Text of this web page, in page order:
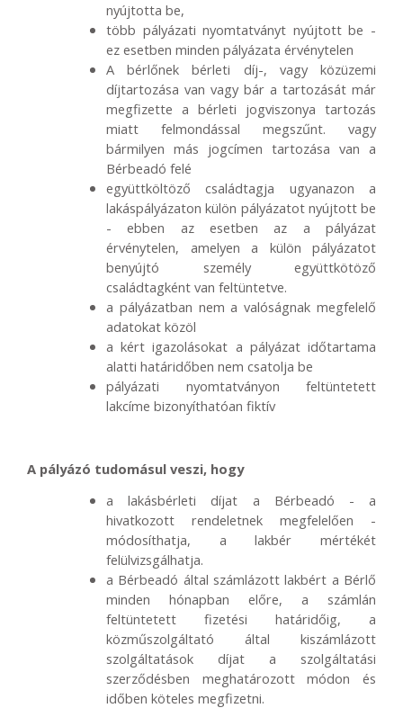
nyújtotta be,
több pályázati nyomtatványt nyújtott be -
ez esetben minden pályázata érvénytelen
A bérlőnek bérleti díj-, vagy közüzemi
díjtartozása van vagy bár a tartozását már
megfizette a bérleti jogviszonya tartozás
miatt felmondással megszűnt. vagy
bármilyen más jogcímen tartozása van a
Bérbeadó felé
együttköltöző családtagja ugyanazon a
lakáspályázaton külön pályázatot nyújtott be
- ebben az esetben az a pályázat
érvénytelen, amelyen a külön pályázatot
benyújtó személy együttkötöző
családtagként van feltüntetve.
a pályázatban nem a valóságnak megfelelő
adatokat közöl
a kért igazolásokat a pályázat időtartama
alatti határidőben nem csatolja be
pályázati nyomtatványon feltüntetett
lakcíme bizonyíthatóan fiktív
A pályázó tudomásul veszi, hogy
a lakásbérleti díjat a Bérbeadó - a
hivatkozott rendeletnek megfelelően -
módosíthatja, a lakbér mértékét
felülvizsgálhatja.
a Bérbeadó által számlázott lakbért a Bérlő
minden hónapban előre, a számlán
feltüntetett fizetési határidőig, a
közműszolgáltató által kiszámlázott
szolgáltatások díjat a szolgáltatási
szerződésben meghatározott módon és
időben köteles megfizetni.